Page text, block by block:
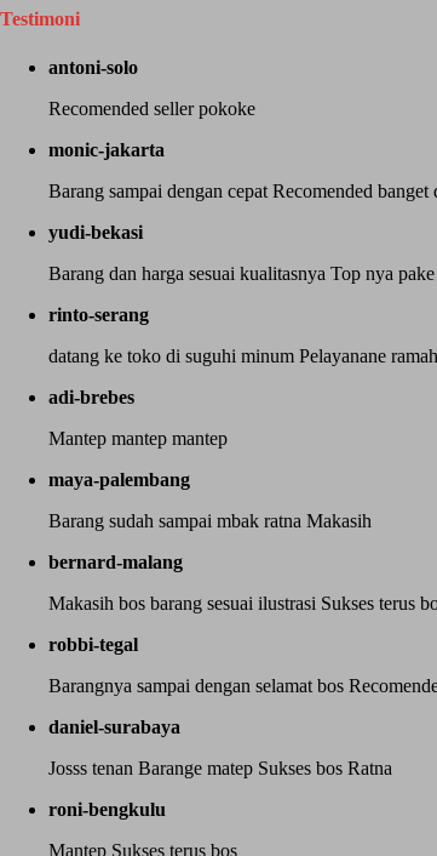
Testimoni
antoni-solo
Recomended seller pokoke
monic-jakarta
Barang sampai dengan cepat Recomended banget
yudi-bekasi
Barang dan harga sesuai kualitasnya Top nya
rinto-serang
datang ke toko di suguhi minum Pelayanane
adi-brebes
Mantep mantep mantep
maya-palembang
Barang sudah sampai mbak ratna Makasih
bernard-malang
Makasih bos barang sesuai ilustrasi Sukses terus
robbi-tegal
Barangnya sampai dengan selamat bos
daniel-surabaya
Josss tenan Barange matep Sukses bos Ratna
roni-bengkulu
Mantep Sukses terus bos